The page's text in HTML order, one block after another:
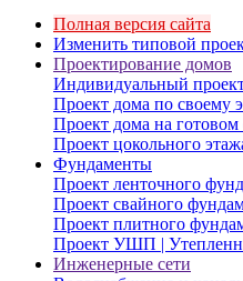
Полная версия сайта
Изменить типовой
Проектирование домов
Индивидуальный
Проект дома по своему
Проект дома на
Проект цокольного
Фундаменты
Проект ленточного
Проект свайного
Проект плитного
Проект УШП |
Инженерные сети